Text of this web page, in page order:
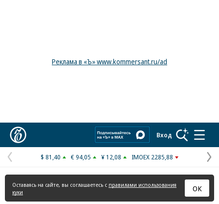
Реклама в «Ъ» www.kommersant.ru/ad
Вход
Предыдущая
страница
$ 81,40 € 94,05 ¥ 12,08 IMOEX 2285,88
Оставаясь на сайте, вы соглашаетесь с правилами использования
куки
ОК